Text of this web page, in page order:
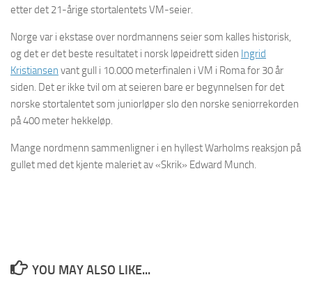
etter det 21-årige stortalentets VM-seier.
Norge var i ekstase over nordmannens seier som kalles historisk,
og det er det beste resultatet i norsk løpeidrett siden Ingrid
Kristiansen vant gull i 10.000 meterfinalen i VM i Roma for 30 år
siden. Det er ikke tvil om at seieren bare er begynnelsen for det
norske stortalentet som juniorløper slo den norske seniorrekorden
på 400 meter hekkeløp.
Mange nordmenn sammenligner i en hyllest Warholms reaksjon på
gullet med det kjente maleriet av «Skrik» Edward Munch.
YOU MAY ALSO LIKE...